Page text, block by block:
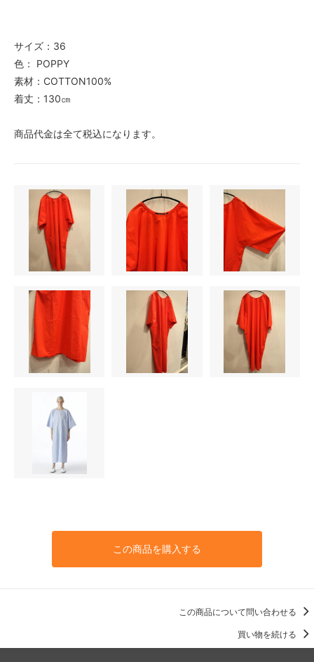
サイズ：36
色： POPPY
素材：COTTON100%
着丈：130㎝
商品代金は全て税込になります。
この商品を購入する
この商品について問い合わせる
買い物を続ける